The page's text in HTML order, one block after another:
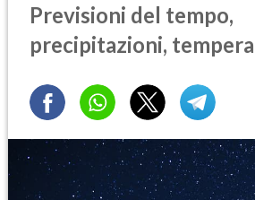
Previsioni del tempo,
precipitazioni,